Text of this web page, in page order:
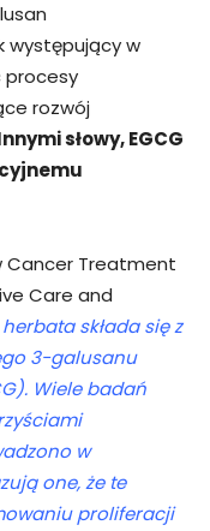
występujący w
procesy
rozwój
słowy, EGCG
Cancer Treatment
Care and
składa się z
3-galusanu
Wiele badań
w
one, że te
proliferacji